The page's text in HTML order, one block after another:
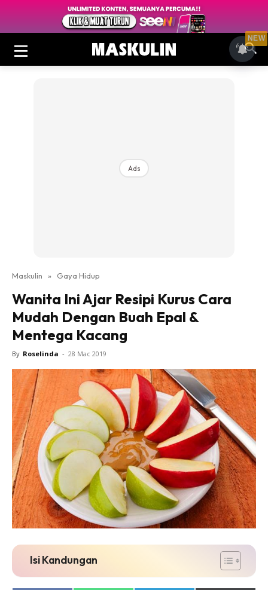
Ads
Maskulin » Gaya Hidup
Wanita Ini Ajar Resipi Kurus Cara
Mudah Dengan Buah Epal &
Mentega Kacang
By Roselinda - 28 Mac 2019
Isi Kandungan
NEW